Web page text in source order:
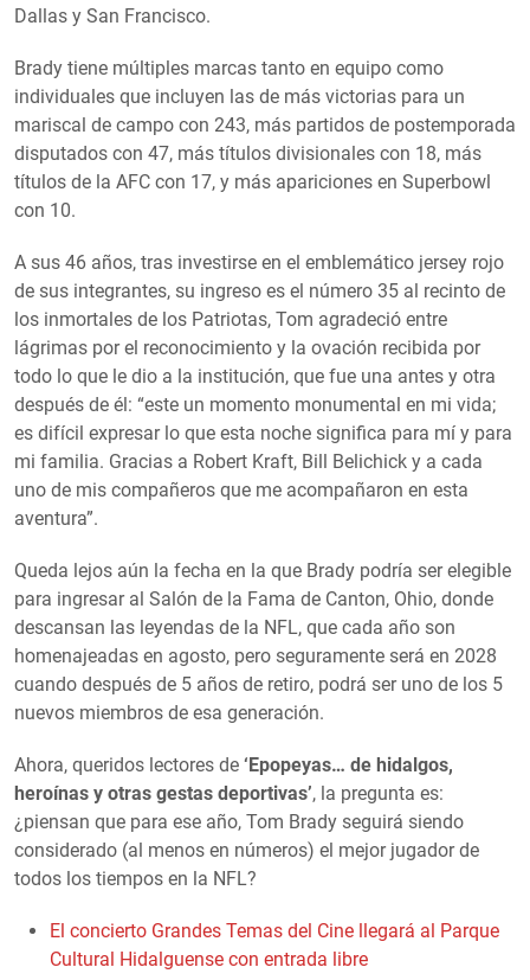
Dallas y San Francisco.
Brady tiene múltiples marcas tanto en equipo como
individuales que incluyen las de más victorias para un
mariscal de campo con 243, más partidos de postemporada
disputados con 47, más títulos divisionales con 18, más
títulos de la AFC con 17, y más apariciones en Superbowl
con 10.
A sus 46 años, tras investirse en el emblemático jersey rojo
de sus integrantes, su ingreso es el número 35 al recinto de
los inmortales de los Patriotas, Tom agradeció entre
lágrimas por el reconocimiento y la ovación recibida por
todo lo que le dio a la institución, que fue una antes y otra
después de él: “este un momento monumental en mi vida;
es difícil expresar lo que esta noche significa para mí y para
mi familia. Gracias a Robert Kraft, Bill Belichick y a cada
uno de mis compañeros que me acompañaron en esta
aventura”.
Queda lejos aún la fecha en la que Brady podría ser elegible
para ingresar al Salón de la Fama de Canton, Ohio, donde
descansan las leyendas de la NFL, que cada año son
homenajeadas en agosto, pero seguramente será en 2028
cuando después de 5 años de retiro, podrá ser uno de los 5
nuevos miembros de esa generación.
Ahora, queridos lectores de ‘Epopeyas… de hidalgos,
heroínas y otras gestas deportivas’, la pregunta es:
¿piensan que para ese año, Tom Brady seguirá siendo
considerado (al menos en números) el mejor jugador de
todos los tiempos en la NFL?
El concierto Grandes Temas del Cine llegará al Parque
Cultural Hidalguense con entrada libre